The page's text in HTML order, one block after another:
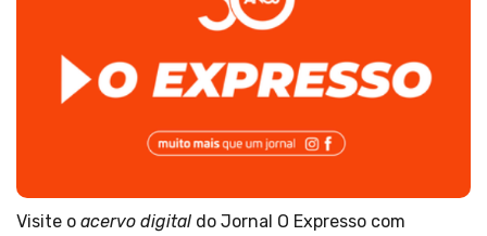
Visite o acervo digital do Jornal O Expresso com